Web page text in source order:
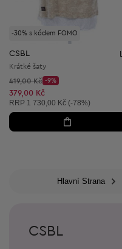
-30% s kódem FOMO
CSBL L
Krátké šaty
Původní cena:
419,00 Kč
Discount Price:
-9%
Snížená cena:
379,00 Kč
Doporučená cena:
RRP 1 730,00 Kč (-78%)
Hlavní Strana
CSBL